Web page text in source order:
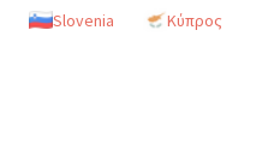
Slovenia Κύπρος